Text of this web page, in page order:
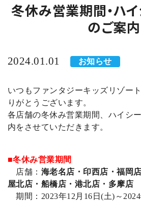
冬休み営業期間・ハ
のご案内
2024.01.01 お知らせ
いつもファンタジーキッズリゾー
りがとうございます。
各店舗の冬休み営業期間、ハイシ
内をさせていただきます。
■冬休み営業期間
店舗： 海老名店・印西店・福岡
屋北店・船橋店・港北店・多摩店
期間：2023年12月16日(土)～